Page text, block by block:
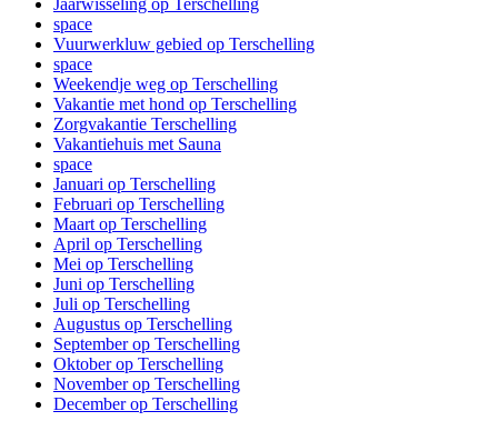
Jaarwisseling op Terschelling
space
Vuurwerkluw gebied op Terschelling
space
Weekendje weg op Terschelling
Vakantie met hond op Terschelling
Zorgvakantie Terschelling
Vakantiehuis met Sauna
space
Januari op Terschelling
Februari op Terschelling
Maart op Terschelling
April op Terschelling
Mei op Terschelling
Juni op Terschelling
Juli op Terschelling
Augustus op Terschelling
September op Terschelling
Oktober op Terschelling
November op Terschelling
December op Terschelling